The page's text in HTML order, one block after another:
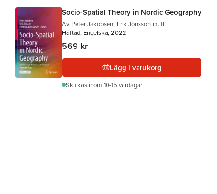
Socio-Spatial Theory in Nordic Geography
Av Peter Jakobsen, Erik Jönsson m. fl.
Häftad, Engelska, 2022
569 kr
Lägg i varukorg
Skickas inom 10-15 vardagar